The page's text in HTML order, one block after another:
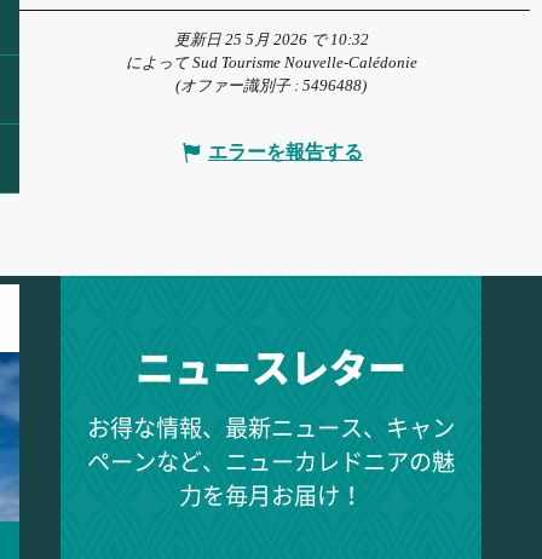
更新日 25 5月 2026 で 10:32
によって Sud Tourisme Nouvelle-Calédonie
(オファー識別子 : 5496488)
エラーを報告する
ニュースレター
お得な情報、最新ニュース、キャン
ペーンなど、ニューカレドニアの魅
力を毎月お届け！